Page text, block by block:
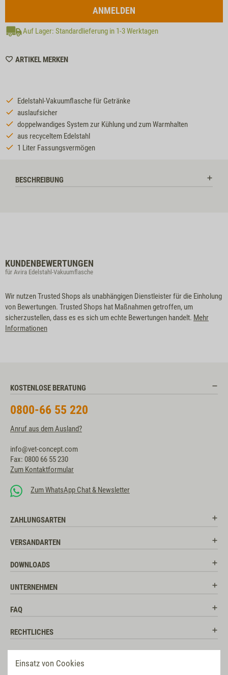
Einsatz von Cookies
ANMELDEN
Auf Lager: Standardlieferung in 1-3 Werktagen
ARTIKEL MERKENWISHLIST
Edelstahl-Vakuumflasche für Getränke
auslaufsicher
doppelwandiges System zur Kühlung und zum Warmhalten
aus recyceltem Edelstahl
1 Liter Fassungsvermögen
BESCHREIBUNG
KUNDENBEWERTUNGEN
für Avira Edelstahl-Vakuumflasche
Wir nutzen Trusted Shops als unabhängigen Dienstleister für die Einholung
von Bewertungen. Trusted Shops hat Maßnahmen getroffen, um
sicherzustellen, dass es es sich um echte Bewertungen handelt. Mehr
Informationen
KOSTENLOSE BERATUNG
0800-66 55 220
Anruf aus dem Ausland?
info@vet-concept.com
Fax: 0800 66 55 230
Zum Kontaktformular
Zum WhatsApp Chat & Newsletter
ZAHLUNGSARTEN
VERSANDARTEN
DOWNLOADS
UNTERNEHMEN
FAQ
RECHTLICHES